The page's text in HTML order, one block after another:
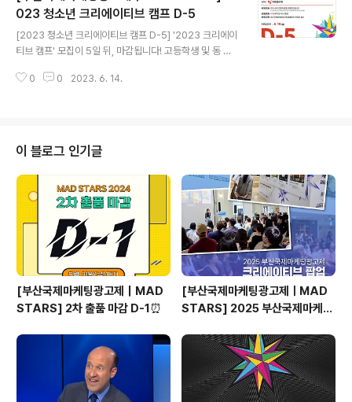
system overload. Don't Procrastinate! We look f
orward to your challenge🏆
023 청소년 크리에이티브 캠프 D-5
[2023 청소년 크리에이티브 캠프 D-5] '2023 크리에이
티브 캠프' 모집이 5일 뒤, 마감됩니다! 고등학생 및 동 연
능하니, 많은 신청 부탁드립니다~ (사전 신청 이벤트도 함
멘토 교류 프로그램, 1차 심사 - 2일차: 광고 전문가 강의
(크리에이티브), 2차 심사, 멘토 교류 프로그램, 광고인들
과의 대화, 시상 및 수료식 이번 여름 방학에 진행되는 크리
에이티브 캠프와 함께하고 싶다면, 지금 도전하세요! 202
3 크리에이티브 캠프 바로가기 👉 http..
0 0 2023. 6. 14.
이 블로그 인기글
[부산국제마케팅광고제｜MAD
STARS] 2차 출품 마감 D-1⏰
[부산국제마케팅광고제ㅣMAD
STARS] 2025 부산국제마케팅
기